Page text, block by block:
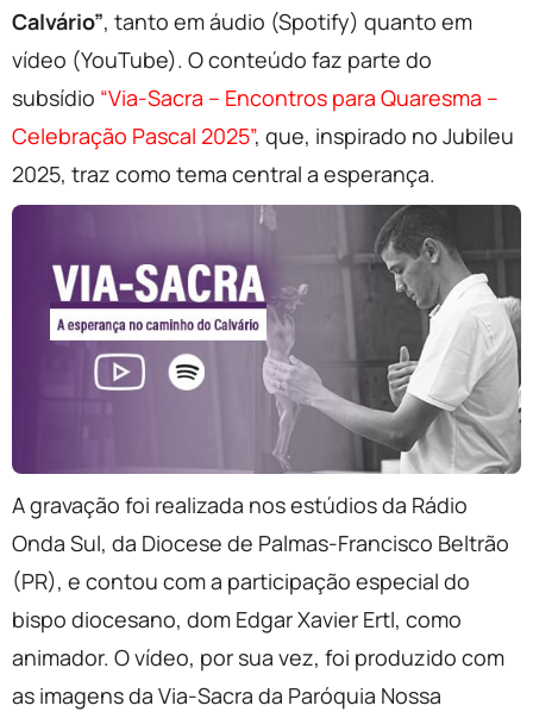
Calvário”, tanto em áudio (Spotify) quanto em
vídeo (YouTube). O conteúdo faz parte do
subsídio “Via-Sacra – Encontros para Quaresma –
Celebração Pascal 2025”, que, inspirado no Jubileu
2025, traz como tema central a esperança.
A gravação foi realizada nos estúdios da Rádio
Onda Sul, da Diocese de Palmas-Francisco Beltrão
(PR), e contou com a participação especial do
bispo diocesano, dom Edgar Xavier Ertl, como
animador. O vídeo, por sua vez, foi produzido com
as imagens da Via-Sacra da Paróquia Nossa